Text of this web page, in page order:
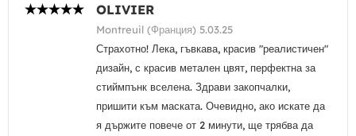
OLIVIER
Montreuil (Франция) 5.03.25
Страхотно! Лека, гъвкава, красив "реалистичен"
дизайн, с красив метален цвят, перфектна за
стиймпънк вселена. Здрави закопчалки,
пришити към маската. Очевидно, ако искате да
я държите повече от 2 минути, ще трябва да